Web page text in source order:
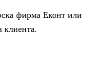
фирма Еконт или
клиента.